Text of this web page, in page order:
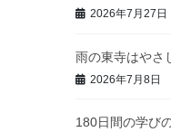
2026年7月27日
雨の東寺はやさ
2026年7月8日
180日間の学び